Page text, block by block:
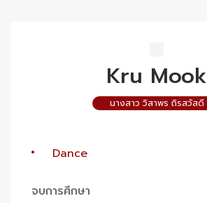
Kru Mook
นางสาว วิสาพร ถิรสวัสดี
Dance
จบการศึกษา